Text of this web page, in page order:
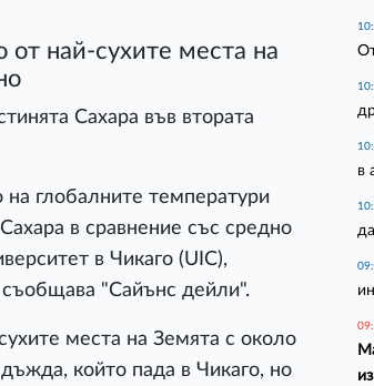
от най-сухите места на
Сахара във втората
глобалните температури
в сравнение със средно
в Чикаго (UIC),
съобщава "Сайънс дейли".
места на Земята с около
който пада в Чикаго, но
в